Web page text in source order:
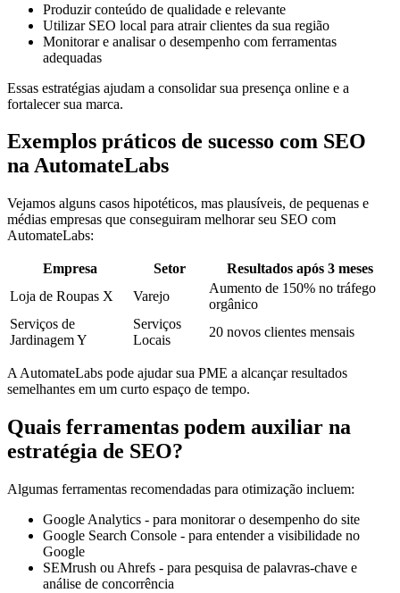
Produzir conteúdo de qualidade e relevante
Utilizar SEO local para atrair clientes da sua região
Monitorar e analisar o desempenho com ferramentas
adequadas
Essas estratégias ajudam a consolidar sua presença online e a
fortalecer sua marca.
Exemplos práticos de sucesso com SEO
na AutomateLabs
Vejamos alguns casos hipotéticos, mas plausíveis, de pequenas e
médias empresas que conseguiram melhorar seu SEO com
AutomateLabs:
Empresa Setor
Resultados após 3 meses
Loja de Roupas X
Varejo
Aumento de 150% no tráfego
orgânico
Serviços de
Jardinagem Y
Serviços
Locais
20 novos clientes mensais
A AutomateLabs pode ajudar sua PME a alcançar resultados
semelhantes em um curto espaço de tempo.
Quais ferramentas podem auxiliar na
estratégia de SEO?
Algumas ferramentas recomendadas para otimização incluem:
Google Analytics - para monitorar o desempenho do site
Google Search Console - para entender a visibilidade no
Google
SEMrush ou Ahrefs - para pesquisa de palavras-chave e
análise de concorrência